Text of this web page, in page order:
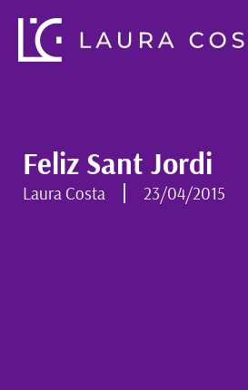
Feliz Sant Jordi
Laura Costa 23/04/2015